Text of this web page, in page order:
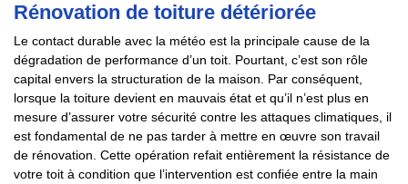
Rénovation de toiture détériorée
Le contact durable avec la météo est la principale cause de la
dégradation de performance d’un toit. Pourtant, c’est son rôle
capital envers la structuration de la maison. Par conséquent,
lorsque la toiture devient en mauvais état et qu’il n’est plus en
mesure d’assurer votre sécurité contre les attaques climatiques, il
est fondamental de ne pas tarder à mettre en œuvre son travail
de rénovation. Cette opération refait entièrement la résistance de
votre toit à condition que l’intervention est confiée entre la main